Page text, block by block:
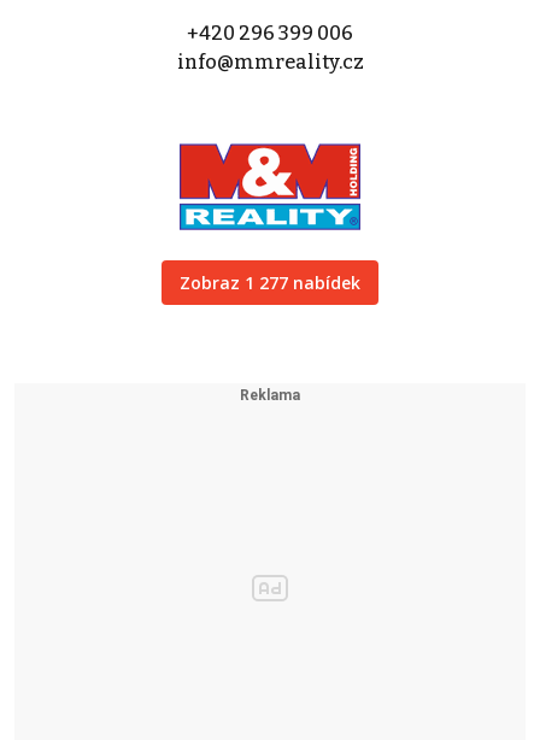
+420 296 399 006
info@mmreality.cz
Zobraz 1 277 nabídek